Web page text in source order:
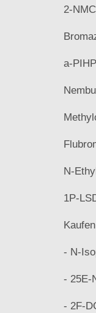
2-
a-
N-
1P-
- N-
- 25E-
- 2F-